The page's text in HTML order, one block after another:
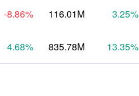
-8.86% 116.01M 3.25%
4.68% 835.78M 13.35%